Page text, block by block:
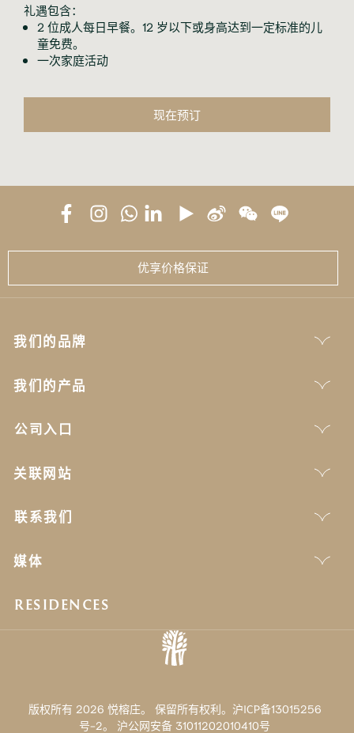
礼遇包含：
2 位成人每日早餐。12 岁以下或身高达到一定标准的儿
童免费。
一次家庭活动
现在预订
优享价格保证
我们的品牌
我们的产品
公司入口
关联网站
联系我们
媒体
RESIDENCES
版权所有 2026 悦榕庄。 保留所有权利。沪ICP备13015256
号-2。 沪公网安备 31011202010410号